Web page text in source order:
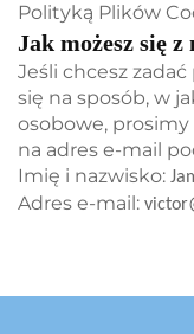
Polityką Plików
Jak możesz się
Jeśli chcesz
się na sposób, w
osobowe,
na adres e-mail
Imię i nazwisko:
Adres e-mail: